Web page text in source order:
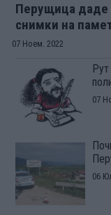
Перущица даде
снимки на
07 Ноем. 2022
07
06